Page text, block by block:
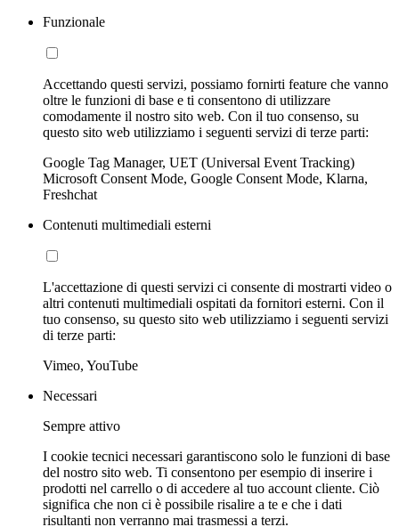
Funzionale
Accettando questi servizi, possiamo fornirti feature che vanno
oltre le funzioni di base e ti consentono di utilizzare
comodamente il nostro sito web. Con il tuo consenso, su
questo sito web utilizziamo i seguenti servizi di terze parti:
Google Tag Manager, UET (Universal Event Tracking)
Microsoft Consent Mode, Google Consent Mode, Klarna,
Freshchat
Contenuti multimediali esterni
L'accettazione di questi servizi ci consente di mostrarti video o
altri contenuti multimediali ospitati da fornitori esterni. Con il
tuo consenso, su questo sito web utilizziamo i seguenti servizi
di terze parti:
Vimeo, YouTube
Necessari
Sempre attivo
I cookie tecnici necessari garantiscono solo le funzioni di base
del nostro sito web. Ti consentono per esempio di inserire i
prodotti nel carrello o di accedere al tuo account cliente. Ciò
significa che non ci è possibile risalire a te e che i dati
risultanti non verranno mai trasmessi a terzi.